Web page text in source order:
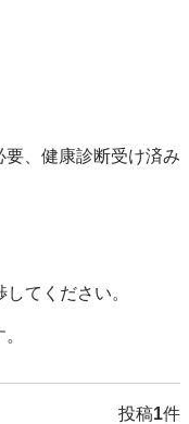
、健康診断受け済み
てください。
投稿1件